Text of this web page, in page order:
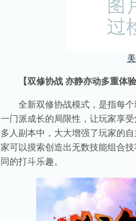
【双修协战 亦静亦动多重体验
全新双修协战模式，是指每个
一门派成长的局限性，让玩家享
多人副本中，大大增强了玩家的
家可以摸索创造出无数技能组合
同的打斗乐趣。